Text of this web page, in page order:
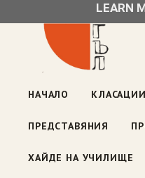
НАЧАЛО КЛАСАЦИИ
ПРЕДСТАВЯНИЯ
ХАЙДЕ НА УЧИЛИЩЕ
LEARN